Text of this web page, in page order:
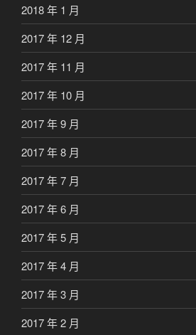
2018 年 1 月
2017 年 12 月
2017 年 11 月
2017 年 10 月
2017 年 9 月
2017 年 8 月
2017 年 7 月
2017 年 6 月
2017 年 5 月
2017 年 4 月
2017 年 3 月
2017 年 2 月